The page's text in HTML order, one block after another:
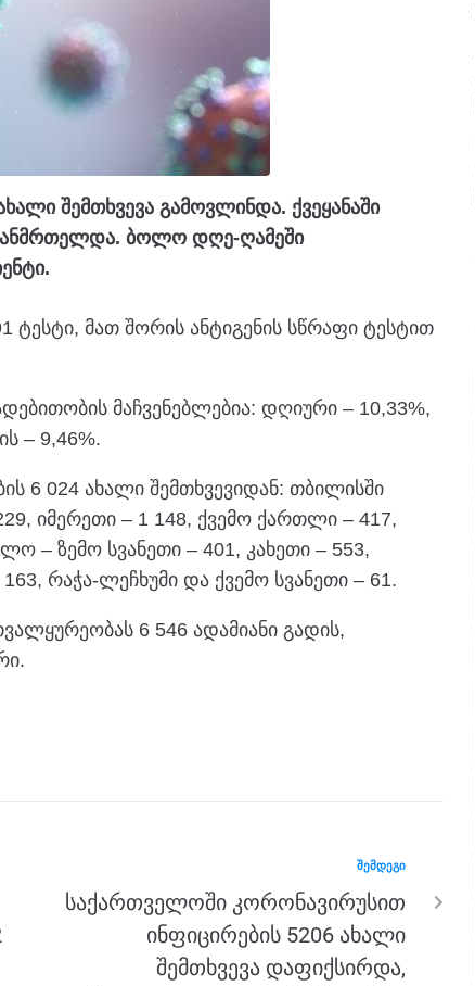
შემთხვევა გამოვლინდა. ქვეყანაში
ბოლო დღე-ღამეში
ტესტი, მათ შორის ანტიგენის სწრაფი ტესტით
მაჩვენებლებია: დღიური – 10,33%,
– 9,46%.
6 024 ახალი შემთხვევიდან: თბილისში
იმერეთი – 1 148, ქვემო ქართლი – 417,
– ზემო სვანეთი – 401, კახეთი – 553,
რაჭა-ლეჩხუმი და ქვემო სვანეთი – 61.
6 546 ადამიანი გადის,
ᲨᲔᲛᲓᲔᲒᲘ
საქართველოში კორონავირუსით
ინფიცირების 5206 ახალი
შემთხვევა დაფიქსირდა,